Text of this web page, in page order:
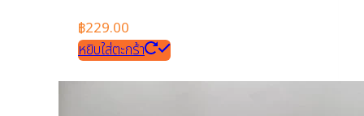
฿229.00
หยิบใส่ตะกร้า